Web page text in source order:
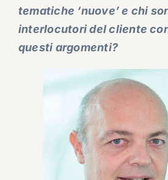
tematiche ‘nuove’ e chi
interlocutori del cliente
questi argomenti?